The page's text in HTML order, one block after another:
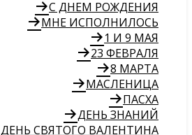
С ДНЕМ РОЖДЕНИЯ
МНЕ ИСПОЛНИЛОСЬ
1 И 9 МАЯ
23 ФЕВРАЛЯ
8 МАРТА
МАСЛЕНИЦА
ПАСХА
ДЕНЬ ЗНАНИЙ
ДЕНЬ СВЯТОГО ВАЛЕНТИНА